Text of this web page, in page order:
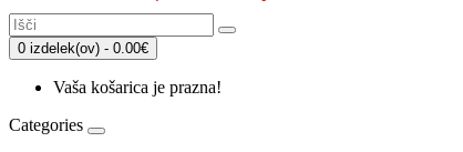
0 izdelek(ov) - 0.00€
Vaša košarica je prazna!
Categories